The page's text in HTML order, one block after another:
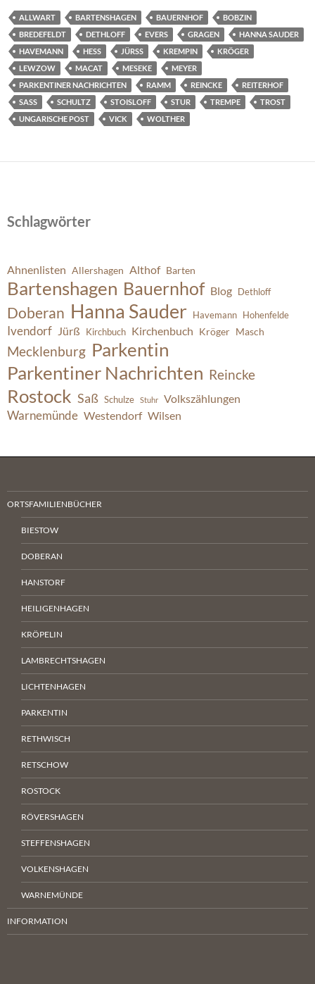
ALLWART BARTENSHAGEN BAUERNHOF
BOBZIN
BREDEFELDT
DETHLOFF EVERS GRAGEN
HANNA SAUDER
HAVEMANN
HESS JÜRSS KREMPIN
KRÖGER
LEWZOW
MACAT MESEKE
MEYER
PARKENTINER NACHRICHTEN
RAMM REINCKE
REITERHOF
SASS
SCHULTZ STOISLOFF STUR TREMPE
TROST
UNGARISCHE POST
VICK WOLTHER
Schlagwörter
Ahnenlisten Allershagen Althof Barten
Bartenshagen Bauernhof Blog Dethloff
Doberan Hanna Sauder Havemann Hohenfelde
Ivendorf Jürß Kirchbuch Kirchenbuch Kröger Masch
Mecklenburg Parkentin
Parkentiner Nachrichten Reincke
Rostock Saß Schulze Stuhr Volkszählungen
Warnemünde Westendorf Wilsen
ORTSFAMILIENBÜCHER
BIESTOW
DOBERAN
HANSTORF
HEILIGENHAGEN
KRÖPELIN
LAMBRECHTSHAGEN
LICHTENHAGEN
PARKENTIN
RETHWISCH
RETSCHOW
ROSTOCK
RÖVERSHAGEN
STEFFENSHAGEN
VOLKENSHAGEN
WARNEMÜNDE
INFORMATION